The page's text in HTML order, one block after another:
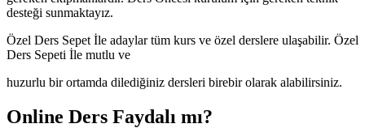
desteği sunmaktayız.
Özel Ders Sepet İle adaylar tüm kurs ve özel derslere ulaşabilir. Özel
Ders Sepeti İle mutlu ve
huzurlu bir ortamda dilediğiniz dersleri birebir olarak alabilirsiniz.
Online Ders Faydalı mı?